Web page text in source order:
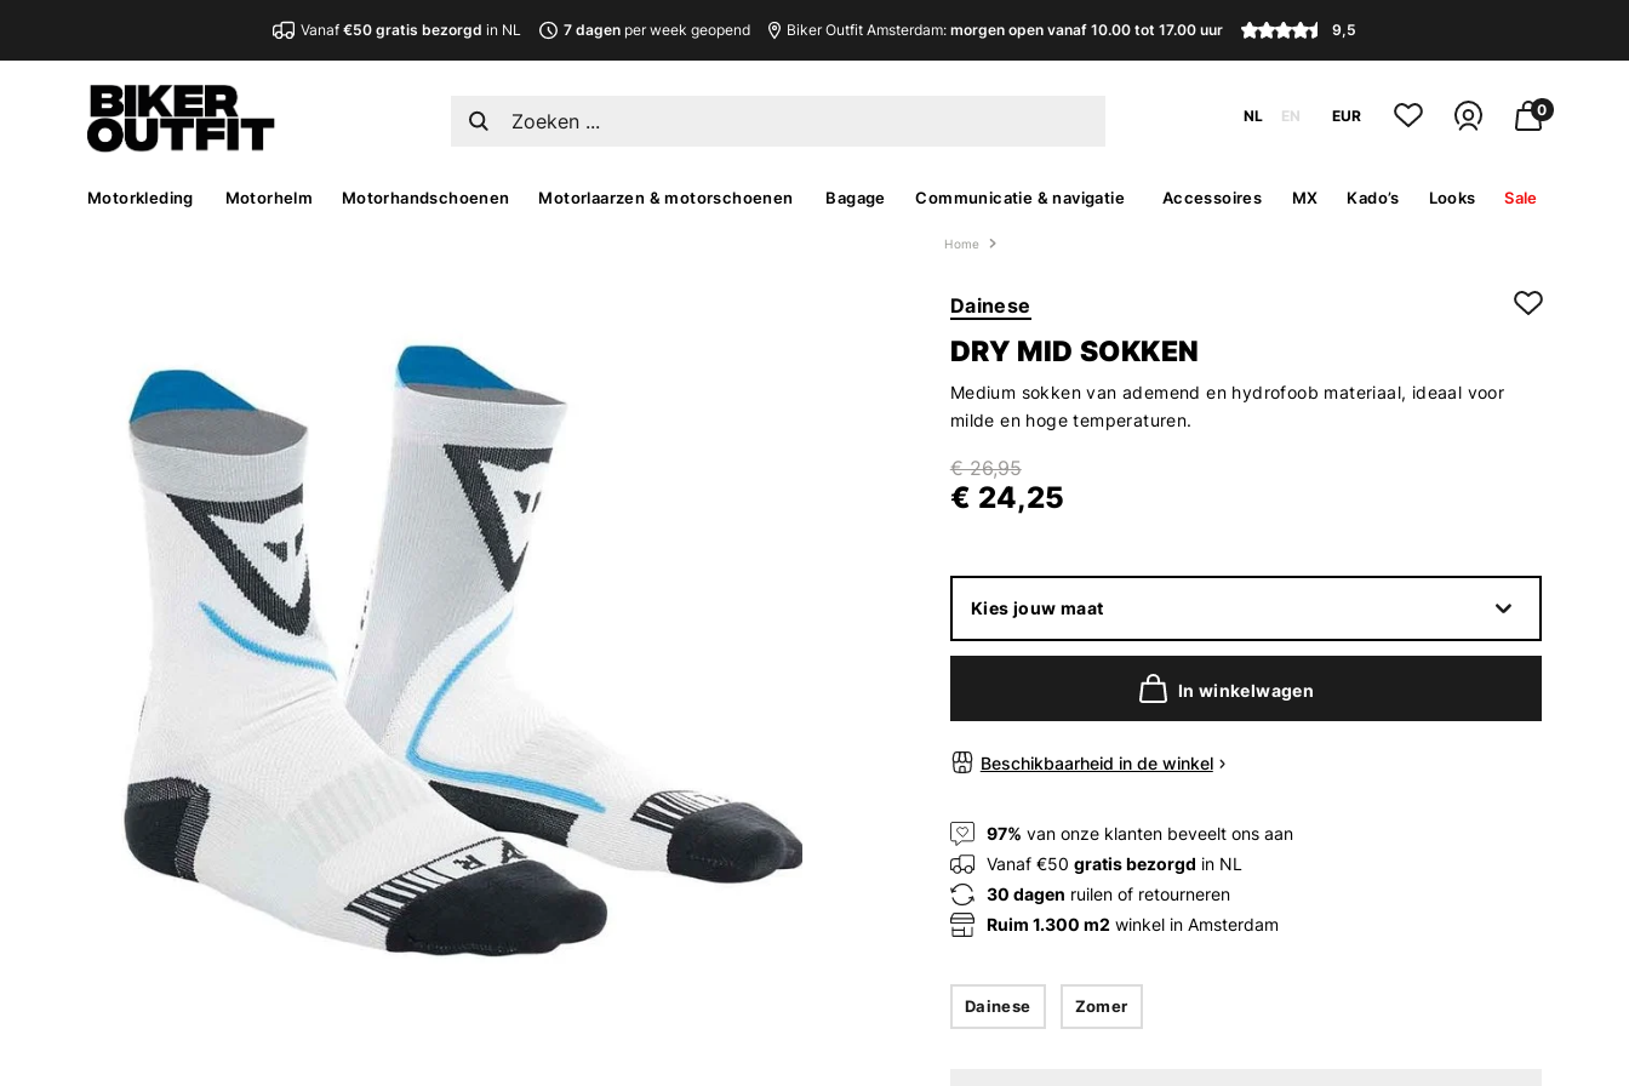
Vanaf€50 gratis bezorgd in NL 7 dagenper week geopend Biker Outfit Amsterdam: morgen open vanaf 10.00 tot 17.00 uur 9,5
NL EN EUR 0
Motorkleding Motorhelm Motorhandschoenen Motorlaarzen & motorschoenen Bagage Communicatie & navigatie Accessoires MX Kado’s Looks Sale
Home
Dainese
DRY MID SOKKEN
Medium sokken van ademend en hydrofoob materiaal, ideaal voor
milde en hoge temperaturen.
€ 26,95
€ 24,25
Kies jouw maat
In winkelwagen
Beschikbaarheid in de winkel
97% van onze klanten beveelt ons aan
Vanaf €50 gratis bezorgd in NL
30 dagen ruilen of retourneren
Ruim 1.300 m2 winkel in Amsterdam
Dainese Zomer